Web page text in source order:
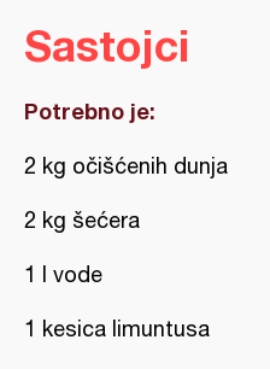
Sastojci
Potrebno je:
2 kg očišćenih dunja
2 kg šećera
1 l vode
1 kesica limuntusa